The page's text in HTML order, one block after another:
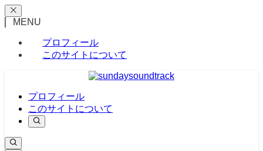
MENU
プロフィール
このサイトについて
プロフィール
このサイトについて